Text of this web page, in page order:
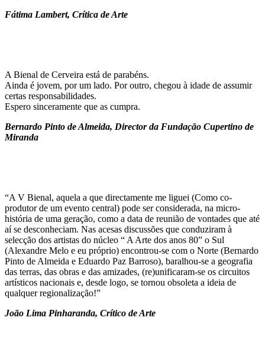
Fátima Lambert, Crítica de Arte
A Bienal de Cerveira está de parabéns.
Ainda é jovem, por um lado. Por outro, chegou à idade de assumir
certas responsabilidades.
Espero sinceramente que as cumpra.
Bernardo Pinto de Almeida, Director da Fundação Cupertino de
Miranda
“A V Bienal, aquela a que directamente me liguei (Como co-
produtor de um evento central) pode ser considerada, na micro-
história de uma geração, como a data de reunião de vontades que até
aí se desconheciam. Nas acesas discussões que conduziram à
selecção dos artistas do núcleo “ A Arte dos anos 80” o Sul
(Alexandre Melo e eu próprio) encontrou-se com o Norte (Bernardo
Pinto de Almeida e Eduardo Paz Barroso), baralhou-se a geografia
das terras, das obras e das amizades, (re)unificaram-se os circuitos
artísticos nacionais e, desde logo, se tornou obsoleta a ideia de
qualquer regionalização!”
João Lima Pinharanda, Crítico de Arte